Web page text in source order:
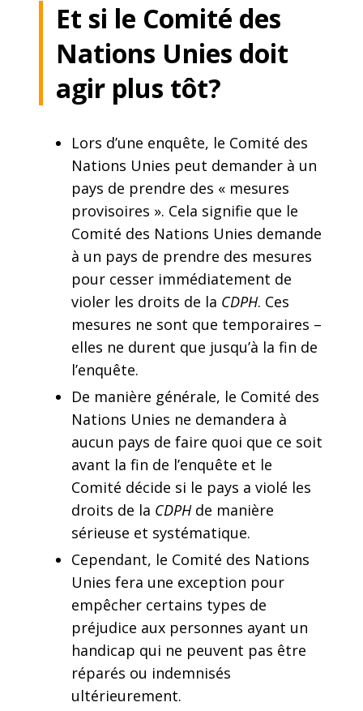
Et si le Comité des
Nations Unies doit
agir plus tôt?
Lors d’une enquête, le Comité des
Nations Unies peut demander à un
pays de prendre des « mesures
provisoires ». Cela signifie que le
Comité des Nations Unies demande
à un pays de prendre des mesures
pour cesser immédiatement de
violer les droits de la CDPH. Ces
mesures ne sont que temporaires –
elles ne durent que jusqu’à la fin de
l’enquête.
De manière générale, le Comité des
Nations Unies ne demandera à
aucun pays de faire quoi que ce soit
avant la fin de l’enquête et le
Comité décide si le pays a violé les
droits de la CDPHde manière
sérieuse et systématique.
Cependant, le Comité des Nations
Unies fera une exception pour
empêcher certains types de
préjudice aux personnes ayant un
handicap qui ne peuvent pas être
réparés ou indemnisés
ultérieurement.